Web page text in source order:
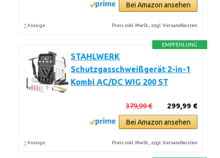
Bei Amazon ansehen
* Anzeige Preis inkl. MwSt., zzgl. Versandkosten
EMPFEHLUNG
STAHLWERK
Schutzgasschweißgerät 2-in-1
Kombi AC/DC WIG 200 ST
299,99 €
379,99 €
Bei Amazon ansehen
* Anzeige Preis inkl. MwSt., zzgl. Versandkosten